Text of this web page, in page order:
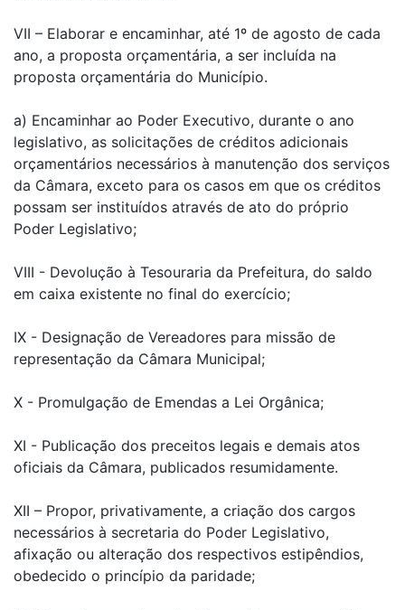
VII – Elaborar e encaminhar, até 1º de agosto de cada
ano, a proposta orçamentária, a ser incluída na
proposta orçamentária do Município.
a) Encaminhar ao Poder Executivo, durante o ano
legislativo, as solicitações de créditos adicionais
orçamentários necessários à manutenção dos serviços
da Câmara, exceto para os casos em que os créditos
possam ser instituídos através de ato do próprio
Poder Legislativo;
VIII - Devolução à Tesouraria da Prefeitura, do saldo
em caixa existente no final do exercício;
IX - Designação de Vereadores para missão de
representação da Câmara Municipal;
X - Promulgação de Emendas a Lei Orgânica;
XI - Publicação dos preceitos legais e demais atos
oficiais da Câmara, publicados resumidamente.
XII – Propor, privativamente, a criação dos cargos
necessários à secretaria do Poder Legislativo,
afixação ou alteração dos respectivos estipêndios,
obedecido o princípio da paridade;